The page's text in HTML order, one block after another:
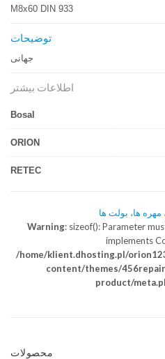
M8x60 DIN 933
توضیحات
جهانی
اطلاعات بیشتر
Bosal
ORION
RETEC
مهره ها، بولت ها
Warning: sizeof(): Parameter
implements
/home/klient.dhosting.pl/
content/themes/
product/
محصولات